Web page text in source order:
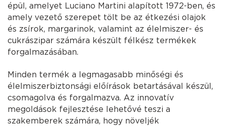
épül, amelyet Luciano Martini alapított 1972-ben, és
amely vezető szerepet tölt be az étkezési olajok
és zsírok, margarinok, valamint az élelmiszer- és
cukrászipar számára készült félkész termékek
forgalmazásában.
Minden termék a legmagasabb minőségi és
élelmiszerbiztonsági előírások betartásával készül,
csomagolva és forgalmazva. Az innovatív
megoldások fejlesztése lehetővé teszi a
szakemberek számára, hogy növeljék